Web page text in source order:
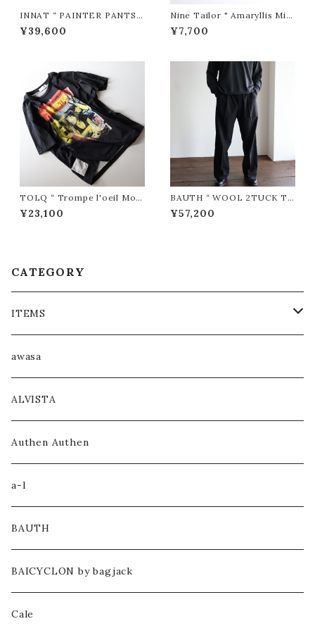
INNAT “ PAINTER PANTS (
Greige )”
¥39,600
Nine Tailor " Amaryllis Mitt
en "
¥7,700
TOLQ “ Trompe l'oeil Mos
aic T-shirts ( Black )”
¥23,100
BAUTH “ WOOL 2TUCK TR
OUSERS ( Black )”
¥57,200
CATEGORY
ITEMS
COAT / OUTER
JACKET / BLOUSON
KNIT / SWEAT
SHIRT
HOODIE
CUT&SEWN
PANTS
awasa
ALVISTA
Authen Authen
a-l
BAUTH
BAICYCLON by bagjack
Cale